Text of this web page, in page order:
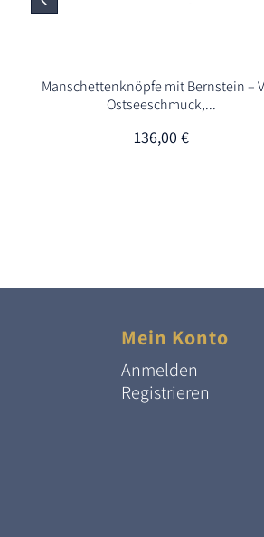
Manschettenknöpfe mit Bernstein –
Ostseeschmuck,...
136,00 €
Mein Konto
Anmelden
Registrieren